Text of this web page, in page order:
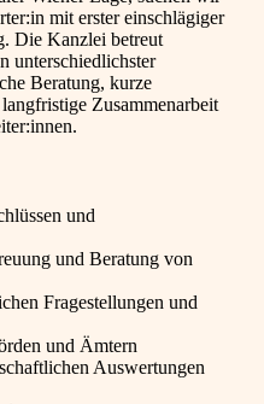
mit erster einschlägiger
Die Kanzlei betreut
unterschiedlichster
Beratung, kurze
Zusammenarbeit
und
und Beratung von
Fragestellungen und
und Ämtern
Auswertungen